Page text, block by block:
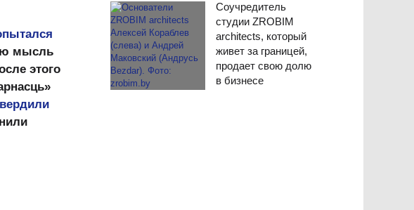
Соучредитель
студии ZROBIM
architects, который
живет за границей,
продает свою долю
в бизнесе
мысль
этого